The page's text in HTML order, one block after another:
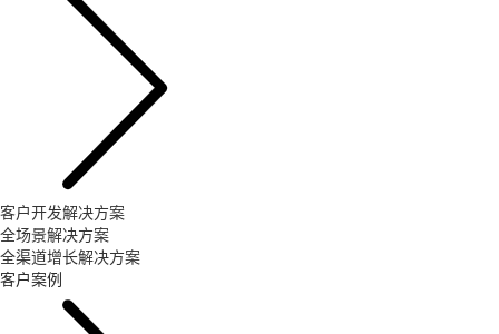
客户开发解决方案
全场景解决方案
全渠道增长解决方案
客户案例